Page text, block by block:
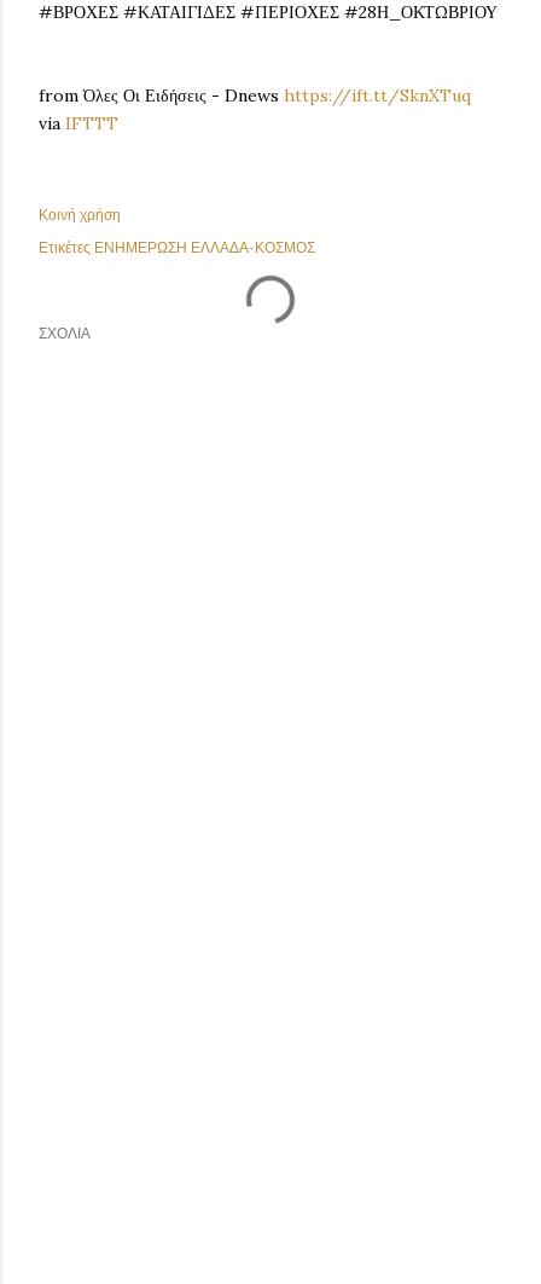
#ΒΡΟΧΕΣ #ΚΑΤΑΙΓΙΔΕΣ #ΠΕΡΙΟΧΕΣ #28Η_ΟΚΤΩΒΡΙΟΥ
from Όλες Οι Ειδήσεις - Dnews https://ift.tt/SknXTuq
via IFTTT
Κοινή χρήση
Ετικέτες ΕΝΗΜΕΡΩΣΗ ΕΛΛΑΔΑ-ΚΟΣΜΟΣ
ΣΧΌΛΙΑ